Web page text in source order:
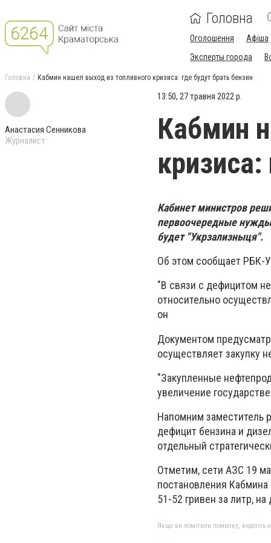
Головна
Оголошення Афіша
Эксперты города
Головна Кабмин нашел выход из топливного кризиса: где будут брать бензин
Анастасия Сенникова
Журналист
13:50, 27 травня 2022 р.
Кабмин
кризиса:
Кабинет министров
первоочередные нужды
будет "Укрзализныця".
Об этом сообщает РБК-
"В связи с дефицитом
относительно
он
Документом
осуществляет закупку
"Закупленные
увеличение
Напомним заместитель
дефицит бензина и
отдельный
Отметим, сети АЗС 19
постановления
51-52 гривен за литр,
Якщо ви помітили помилку, виділіть